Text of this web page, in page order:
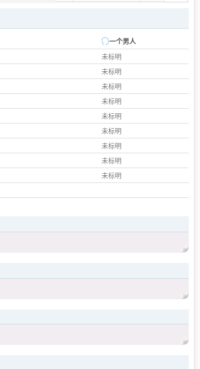
一个男人
未标明
未标明
未标明
未标明
未标明
未标明
未标明
未标明
未标明